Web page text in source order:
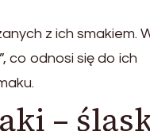
z ich smakiem.
co odnosi się do ich
–